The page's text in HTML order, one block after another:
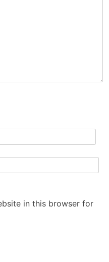
in this browser for